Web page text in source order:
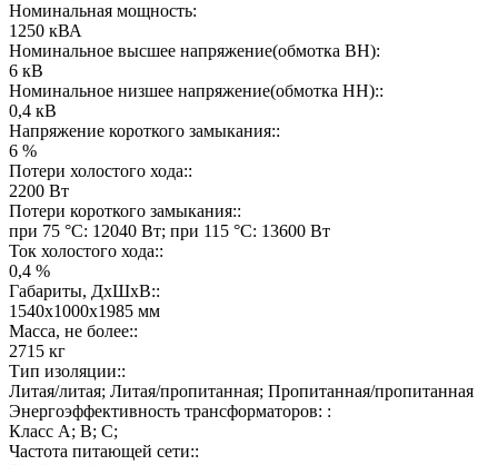
Номинальная мощность:
1250 кВА
Номинальное высшее напряжение(обмотка ВН):
6 кВ
Номинальное низшее напряжение(обмотка НН)::
0,4 кВ
Напряжение короткого замыкания::
6 %
Потери холостого хода::
2200 Вт
Потери короткого замыкания::
при 75 °C: 12040 Вт; при 115 °C: 13600 Вт
Ток холостого хода::
0,4 %
Габариты, ДхШхВ::
1540х1000х1985 мм
Масса, не более::
2715 кг
Тип изоляции::
Литая/литая; Литая/пропитанная; Пропитанная/пропитанная
Энергоэффективность трансформаторов: :
Класс А; В; С;
Частота питающей сети::